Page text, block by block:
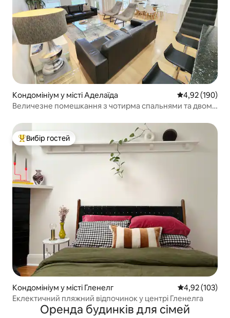
Кондомініум у місті Аделаїда Середня
4,92 (190)
Величезне помешкання з чотирма спальнями та двома
Топ вибір гостей
Вибір гостей
Кондомініум у місті Гленелг Середня
4,92 (103)
Еклектичний пляжний відпочинок у центрі Гленелга
Оренда будинків для сімей